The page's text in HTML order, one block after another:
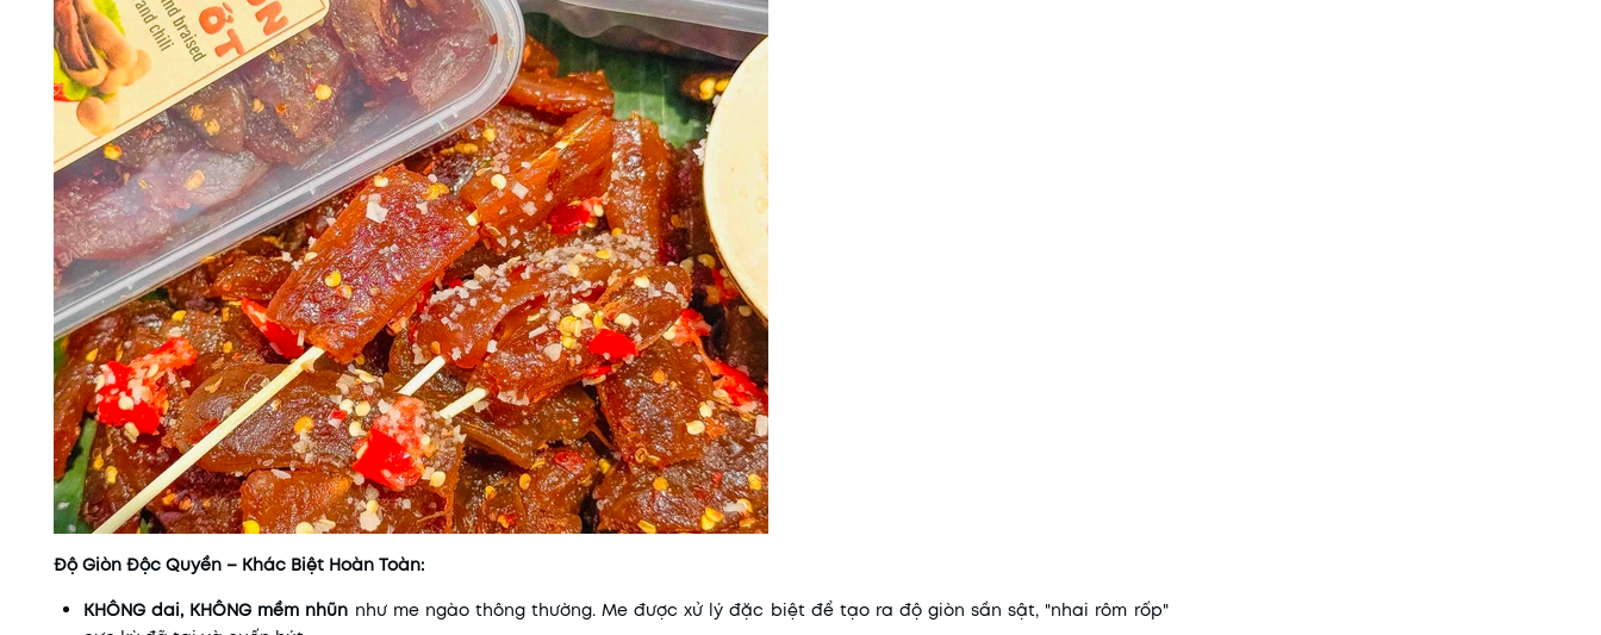
Độ Giòn Độc Quyền – Khác Biệt Hoàn Toàn:
KHÔNG dai, KHÔNG mềm nhũn như me ngào thông thường. Me được xử lý đặc biệt để tạo ra độ giòn sần sật, "nhai rôm rốp"